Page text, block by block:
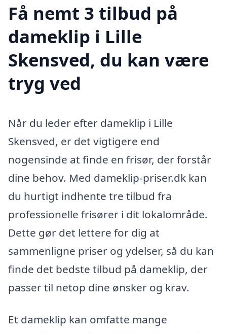
Få nemt 3 tilbud på
dameklip i Lille
Skensved, du kan være
tryg ved
Når du leder efter dameklip i Lille
Skensved, er det vigtigere end
nogensinde at finde en frisør, der forstår
dine behov. Med dameklip-priser.dk kan
du hurtigt indhente tre tilbud fra
professionelle frisører i dit lokalområde.
Dette gør det lettere for dig at
sammenligne priser og ydelser, så du kan
finde det bedste tilbud på dameklip, der
passer til netop dine ønsker og krav.
Et dameklip kan omfatte mange